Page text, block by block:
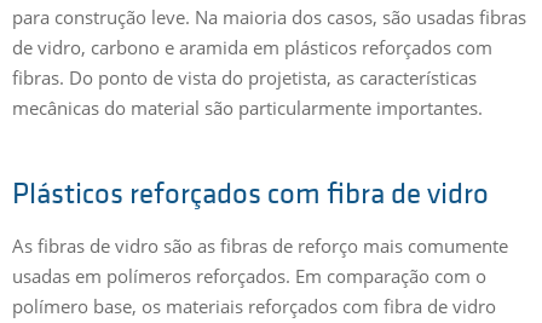
para construção leve. Na maioria dos casos, são usadas fibras
de vidro, carbono e aramida em plásticos reforçados com
fibras. Do ponto de vista do projetista, as características
mecânicas do material são particularmente importantes.
Plásticos reforçados com fibra de vidro
As fibras de vidro são as fibras de reforço mais comumente
usadas em polímeros reforçados. Em comparação com o
polímero base, os materiais reforçados com fibra de vidro